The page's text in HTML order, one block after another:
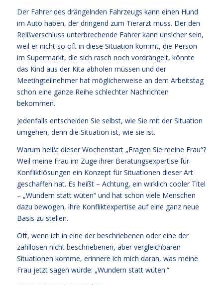
Der Fahrer des drängelnden Fahrzeugs kann einen Hund
im Auto haben, der dringend zum Tierarzt muss. Der den
Reißverschluss unterbrechende Fahrer kann unsicher sein,
weil er nicht so oft in diese Situation kommt, die Person
im Supermarkt, die sich rasch noch vordrängelt, könnte
das Kind aus der Kita abholen müssen und der
Meetingteilnehmer hat möglicherweise an dem Arbeitstag
schon eine ganze Reihe schlechter Nachrichten
bekommen.
Jedenfalls entscheiden Sie selbst, wie Sie mit der Situation
umgehen, denn die Situation ist, wie sie ist.
Warum heißt dieser Wochenstart „Fragen Sie meine Frau“?
Weil meine Frau im Zuge ihrer Beratungsexpertise für
Konfliktlösungen ein Konzept für Situationen dieser Art
geschaffen hat. Es heißt – Achtung, ein wirklich cooler Titel
– „Wundern statt wüten“ und hat schon viele Menschen
dazu bewogen, ihre Konfliktexpertise auf eine ganz neue
Basis zu stellen.
Oft, wenn ich in eine der beschriebenen oder eine der
zahllosen nicht beschriebenen, aber vergleichbaren
Situationen komme, erinnere ich mich daran, was meine
Frau jetzt sagen würde: „Wundern statt wüten.“